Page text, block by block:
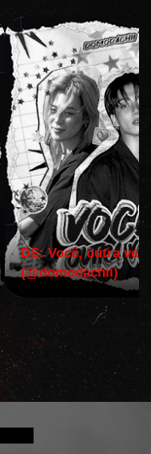
DS: Você, outra vez!
(@domodachii)